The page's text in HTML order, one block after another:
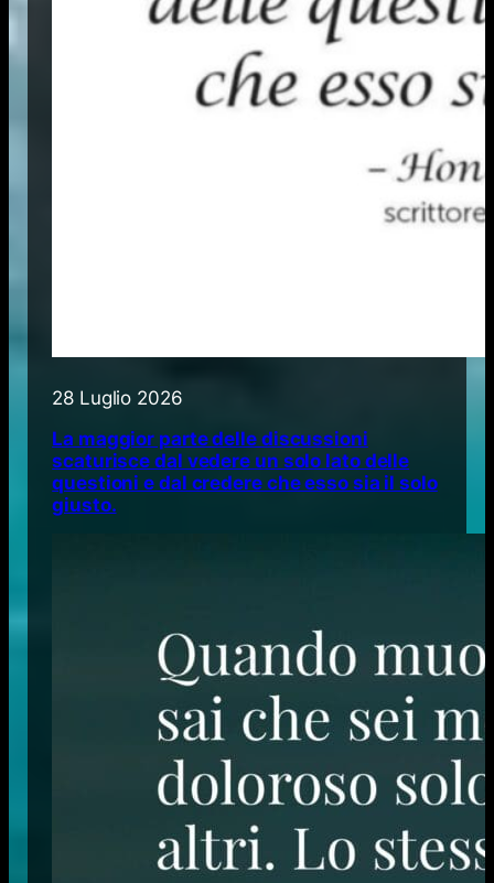
28 Luglio 2026
La maggior parte delle discussioni
scaturisce dal vedere un solo lato delle
questioni e dal credere che esso sia il solo
giusto.